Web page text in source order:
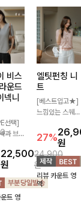
비스
운드
넥니
선택]
과 브이
디자
향에
가능
니트
실루
러운
로 단독
22,500
원
24,900
원
트 영
엘팃펀칭 니
트
[베스트입고★]
느낌있는 스퀘어
으로 세련됨이
묻어나는 니트:)
시원쫀쫀함 가
득, 여성스러운
룩을 완성해봐요
♡
27%원
리뷰 카운트 영
역